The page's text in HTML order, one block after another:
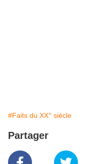
#Faits du XX° siècle
Partager